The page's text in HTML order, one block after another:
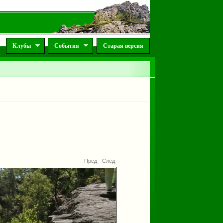
Клубы События Старая версия
Пред След